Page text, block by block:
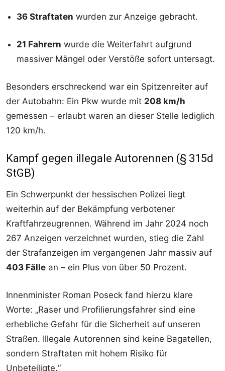
36 Straftaten wurden zur Anzeige gebracht.
21 Fahrern wurde die Weiterfahrt aufgrund
massiver Mängel oder Verstöße sofort untersagt.
Besonders erschreckend war ein Spitzenreiter auf
der Autobahn: Ein Pkw wurde mit 208 km/h
gemessen – erlaubt waren an dieser Stelle lediglich
120 km/h.
Kampf gegen illegale Autorennen (§ 315d
StGB)
Ein Schwerpunkt der hessischen Polizei liegt
weiterhin auf der Bekämpfung verbotener
Kraftfahrzeugrennen. Während im Jahr 2024 noch
267 Anzeigen verzeichnet wurden, stieg die Zahl
der Strafanzeigen im vergangenen Jahr massiv auf
403 Fälle an – ein Plus von über 50 Prozent.
Innenminister Roman Poseck fand hierzu klare
Worte: „Raser und Profilierungsfahrer sind eine
erhebliche Gefahr für die Sicherheit auf unseren
Straßen. Illegale Autorennen sind keine Bagatellen,
sondern Straftaten mit hohem Risiko für
Unbeteiligte.“